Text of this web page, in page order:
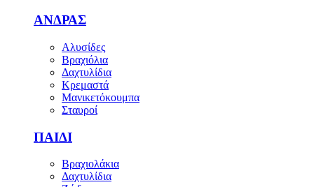
ΑΝΔΡΑΣ
Αλυσίδες
Βραχιόλια
Δαχτυλίδια
Κρεμαστά
Μανικετόκουμπα
Σταυροί
ΠΑΙΔΙ
Βραχιολάκια
Δαχτυλίδια